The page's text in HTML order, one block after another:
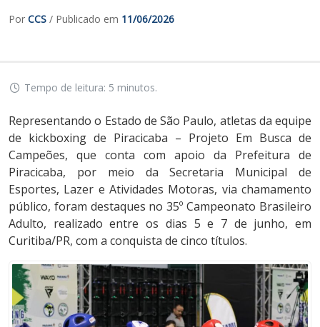
Por CCS / Publicado em 11/06/2026
Tempo de leitura: 5 minutos.
Representando o Estado de São Paulo, atletas da equipe
de kickboxing de Piracicaba – Projeto Em Busca de
Campeões, que conta com apoio da Prefeitura de
Piracicaba, por meio da Secretaria Municipal de
Esportes, Lazer e Atividades Motoras, via chamamento
público, foram destaques no 35º Campeonato Brasileiro
Adulto, realizado entre os dias 5 e 7 de junho, em
Curitiba/PR, com a conquista de cinco títulos.